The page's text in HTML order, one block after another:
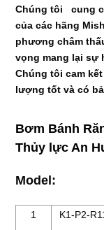
Chúng tôi cung
của các hãng
phương châm
vọng mang lại sự
Chúng tôi cam
lượng tốt và có
Bơm Bánh
Thủy lực An
Model:
1 K1-P2-